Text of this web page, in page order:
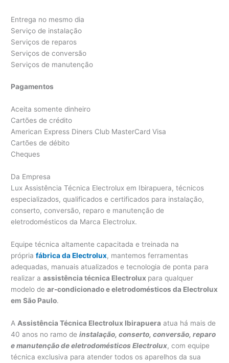
Entrega no mesmo dia
Serviço de instalação
Serviços de reparos
Serviços de conversão
Serviços de manutenção
Pagamentos
Aceita somente dinheiro
Cartões de crédito
American Express Diners Club MasterCard Visa
Cartões de débito
Cheques
Da Empresa
Lux Assistência Técnica Electrolux em Ibirapuera, técnicos
especializados, qualificados e certificados para instalação,
conserto, conversão, reparo e manutenção de
eletrodomésticos da Marca Electrolux.
Equipe técnica altamente capacitada e treinada na
própriafábrica da Electrolux, mantemos ferramentas
adequadas, manuais atualizados e tecnologia de ponta para
realizar aassistência técnica Electrolux para qualquer
modelo dear-condicionado e eletrodomésticos da Electrolux
em São Paulo.
A Assistência Técnica Electrolux Ibirapuera atua há mais de
40 anos no ramo deinstalação, conserto, conversão, reparo
e manutenção de eletrodomésticos Electrolux, com equipe
técnica exclusiva para atender todos os aparelhos da sua